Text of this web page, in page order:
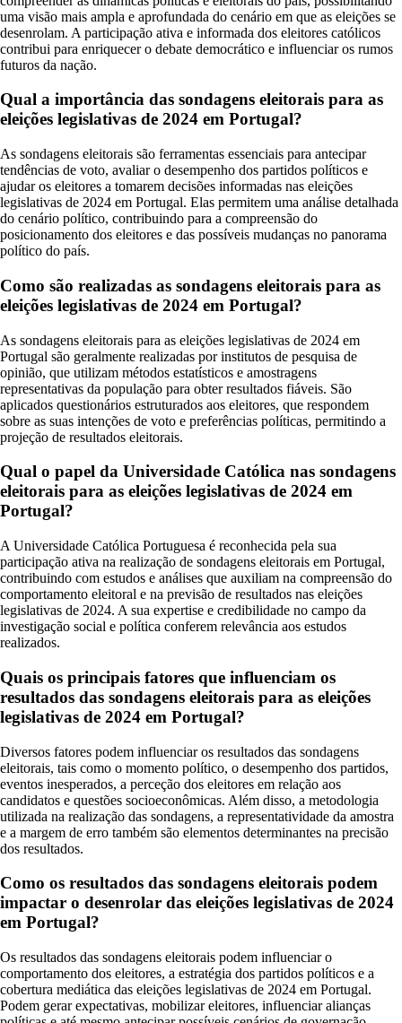
uma visão mais ampla e aprofundada do cenário em que as eleições se
desenrolam. A participação ativa e informada dos eleitores católicos
contribui para enriquecer o debate democrático e influenciar os rumos
futuros da nação.
Qual a importância das sondagens eleitorais para as
eleições legislativas de 2024 em Portugal?
As sondagens eleitorais são ferramentas essenciais para antecipar
tendências de voto, avaliar o desempenho dos partidos políticos e
ajudar os eleitores a tomarem decisões informadas nas eleições
legislativas de 2024 em Portugal. Elas permitem uma análise detalhada
do cenário político, contribuindo para a compreensão do
posicionamento dos eleitores e das possíveis mudanças no panorama
político do país.
Como são realizadas as sondagens eleitorais para as
eleições legislativas de 2024 em Portugal?
As sondagens eleitorais para as eleições legislativas de 2024 em
Portugal são geralmente realizadas por institutos de pesquisa de
opinião, que utilizam métodos estatísticos e amostragens
representativas da população para obter resultados fiáveis. São
aplicados questionários estruturados aos eleitores, que respondem
sobre as suas intenções de voto e preferências políticas, permitindo a
projeção de resultados eleitorais.
Qual o papel da Universidade Católica nas sondagens
eleitorais para as eleições legislativas de 2024 em
Portugal?
A Universidade Católica Portuguesa é reconhecida pela sua
participação ativa na realização de sondagens eleitorais em Portugal,
contribuindo com estudos e análises que auxiliam na compreensão do
comportamento eleitoral e na previsão de resultados nas eleições
legislativas de 2024. A sua expertise e credibilidade no campo da
investigação social e política conferem relevância aos estudos
realizados.
Quais os principais fatores que influenciam os
resultados das sondagens eleitorais para as eleições
legislativas de 2024 em Portugal?
Diversos fatores podem influenciar os resultados das sondagens
eleitorais, tais como o momento político, o desempenho dos partidos,
eventos inesperados, a perceção dos eleitores em relação aos
candidatos e questões socioeconômicas. Além disso, a metodologia
utilizada na realização das sondagens, a representatividade da amostra
e a margem de erro também são elementos determinantes na precisão
dos resultados.
Como os resultados das sondagens eleitorais podem
impactar o desenrolar das eleições legislativas de 2024
em Portugal?
Os resultados das sondagens eleitorais podem influenciar o
comportamento dos eleitores, a estratégia dos partidos políticos e a
cobertura mediática das eleições legislativas de 2024 em Portugal.
Podem gerar expectativas, mobilizar eleitores, influenciar alianças